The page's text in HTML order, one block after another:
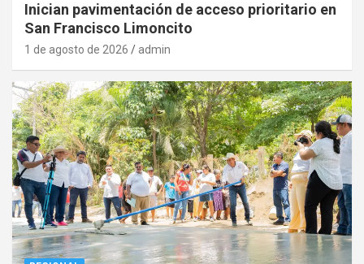
Inician pavimentación de acceso prioritario en
San Francisco Limoncito
1 de agosto de 2026 admin